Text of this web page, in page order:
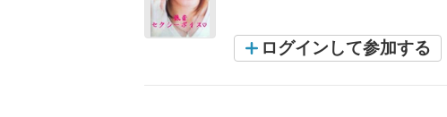
ログインして参加する